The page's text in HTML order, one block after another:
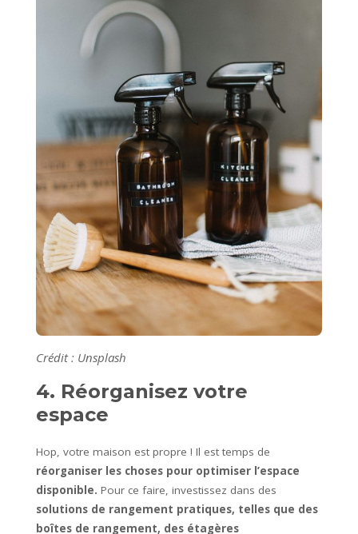
Crédit : Unsplash
4. Réorganisez votre
espace
Hop, votre maison est propre ! Il est temps de
réorganiser les choses pour optimiser l’espace
disponible. Pour ce faire, investissez dans des
solutions de rangement pratiques, telles que des
boîtes de rangement, des étagères